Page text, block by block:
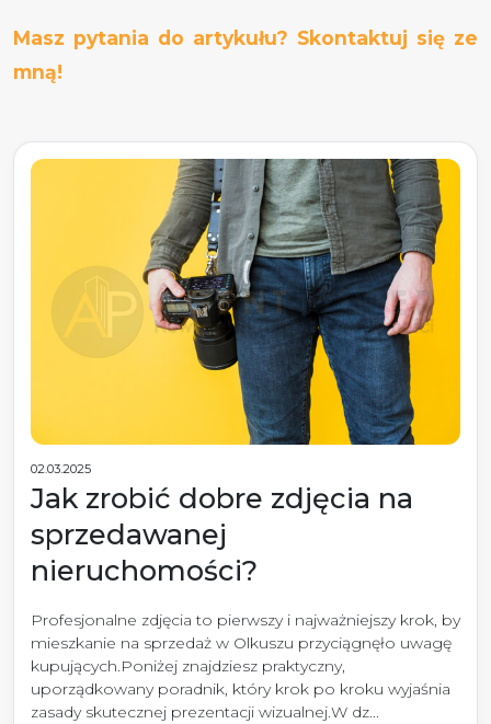
Masz pytania do artykułu? Skontaktuj się ze
mną!
02.03.2025
Jak zrobić dobre zdjęcia na
sprzedawanej
nieruchomości?
Profesjonalne zdjęcia to pierwszy i najważniejszy krok, by
mieszkanie na sprzedaż w Olkuszu przyciągnęło uwagę
kupujących.Poniżej znajdziesz praktyczny,
uporządkowany poradnik, który krok po kroku wyjaśnia
zasady skutecznej prezentacji wizualnej.W dz...